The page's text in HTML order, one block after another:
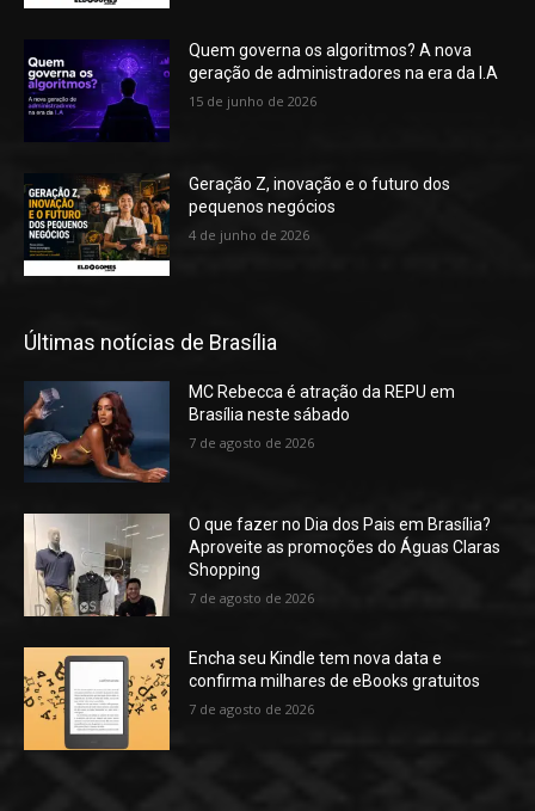
Quem governa os algoritmos? A nova
geração de administradores na era da I.A
15 de junho de 2026
Geração Z, inovação e o futuro dos
pequenos negócios
4 de junho de 2026
Últimas notícias de Brasília
MC Rebecca é atração da REPU em
Brasília neste sábado
7 de agosto de 2026
O que fazer no Dia dos Pais em Brasília?
Aproveite as promoções do Águas Claras
Shopping
7 de agosto de 2026
Encha seu Kindle tem nova data e
confirma milhares de eBooks gratuitos
7 de agosto de 2026